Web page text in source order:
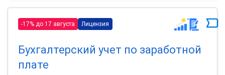
-17% до 17 августа Лицензия
Бухгалтерский учет по заработной
плате